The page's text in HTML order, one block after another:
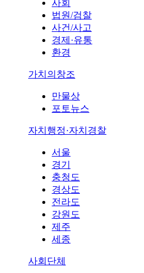
사회
법원/검찰
사건/사고
경제·유통
환경
가치의창조
만물상
포토뉴스
자치행정·자치경찰
서울
경기
충청도
경상도
전라도
강원도
제주
세종
사회단체